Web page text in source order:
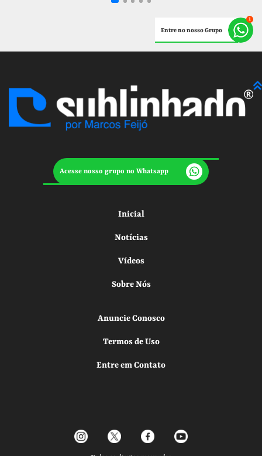
Entre no nosso Grupo
Acesse nosso grupo no Whatsapp
Inicial
Notícias
Vídeos
Sobre Nós
Anuncie Conosco
Termos de Uso
Entre em Contato